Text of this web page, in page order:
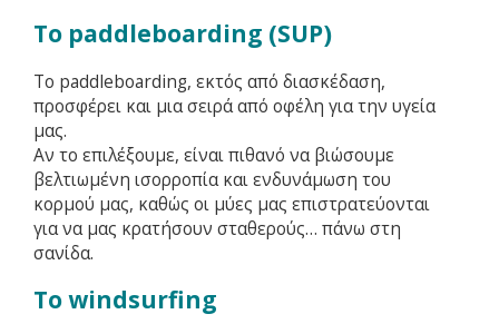
Το paddleboarding (SUP)
Το paddleboarding, εκτός από διασκέδαση,
προσφέρει και μια σειρά από οφέλη για την υγεία
μας.
Αν το επιλέξουμε, είναι πιθανό να βιώσουμε
βελτιωμένη ισορροπία και ενδυνάμωση του
κορμού μας, καθώς οι μύες μας επιστρατεύονται
για να μας κρατήσουν σταθερούς… πάνω στη
σανίδα.
Το windsurfing